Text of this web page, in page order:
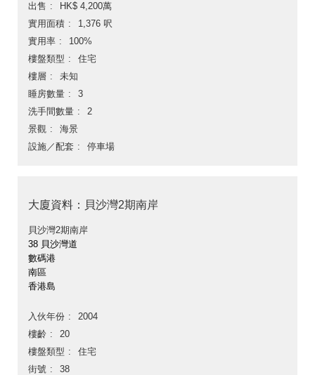
出售
HK$ 4,200萬
實用面積
1,376 呎
實用率
100%
樓盤類型
住宅
樓層
未知
睡房數量
3
洗手間數量
2
景觀
海景
設施／配套
停車場
大廈資料：貝沙灣2期南岸
貝沙灣2期南岸
38 貝沙灣道
數碼港
南區
香港島
入伙年份
2004
樓齡
20
樓盤類型
住宅
街號
38